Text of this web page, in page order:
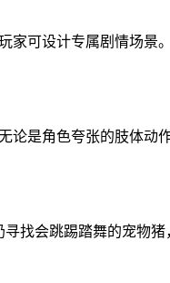
家可设计专属剧情场
论是角色夸张的肢体
找会跳踢踏舞的宠物